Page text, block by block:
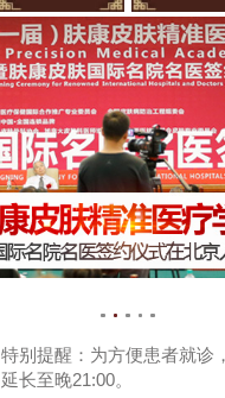
特别提醒：为方便患者就诊
延长至晚21:00。